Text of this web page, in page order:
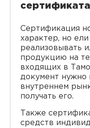
сертификата
Сертификация
характер, но
реализовывать
продукцию на
входящих в
документ нужно
внутреннем
получать его.
Также
средств